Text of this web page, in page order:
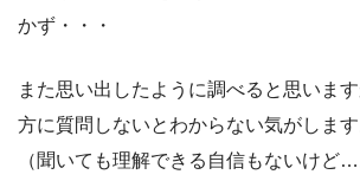
かず・・・
また思い出したように調べると思いま
方に質問しないとわからない気がします
（聞いても理解できる自信もないけど…